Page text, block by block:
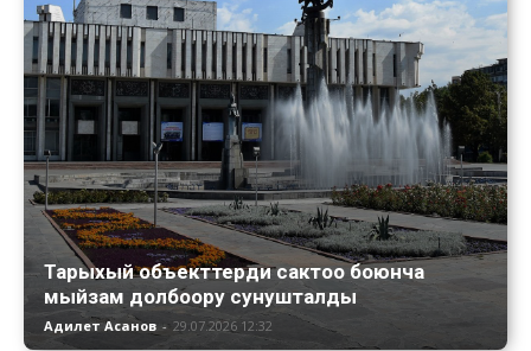
Тарыхый объекттерди сактоо боюнча
мыйзам долбоору сунушталды
Адилет Асанов - 29.07.2026 12:32